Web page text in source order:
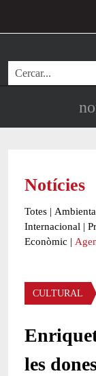
Cerca
Notícies
Totes |
Internacional |
Econòmic |
Àmbit de la
CULTURAL
les